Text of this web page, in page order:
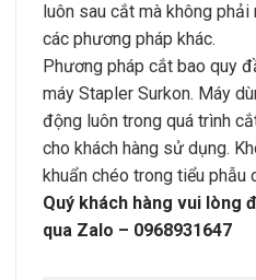
luôn sau cắt mà không
các phương pháp khác.
Phương pháp cắt bao quy
máy Stapler Surkon. Máy
động luôn trong quá trình
cho khách hàng sử dụng.
khuẩn chéo trong tiểu phẫu
Quý khách hàng vui lòng
qua Zalo – 0968931647